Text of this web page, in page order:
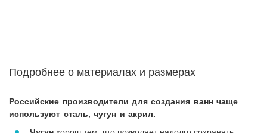
Подробнее о материалах и размерах
Российские производители для создания ванн чаще
используют сталь, чугун и акрил.